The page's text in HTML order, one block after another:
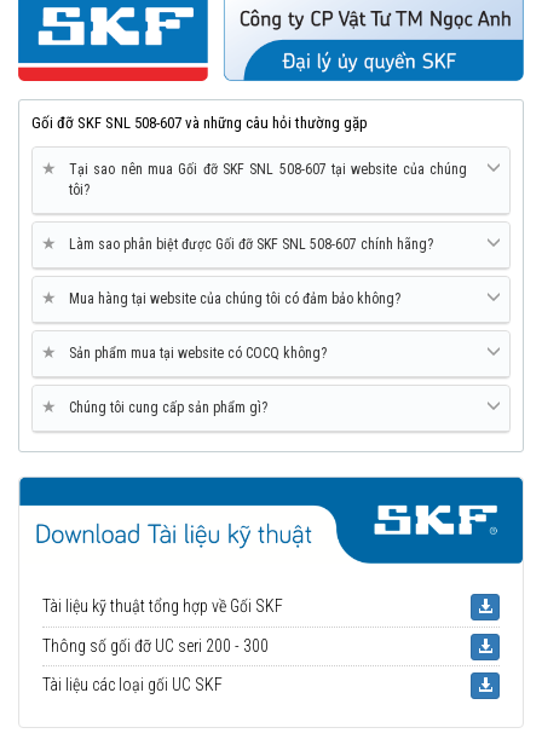
Gối đỡ SKF SNL 508-607 và những câu hỏi thường gặp
★
Tại sao nên mua Gối đỡ SKF SNL 508-607 tại website của chúng
tôi?
★ Làm sao phân biệt được Gối đỡ SKF SNL 508-607 chính hãng?
★ Mua hàng tại website của chúng tôi có đảm bảo không?
★ Sản phẩm mua tại website có COCQ không?
★ Chúng tôi cung cấp sản phẩm gì?
Tài liệu kỹ thuật tổng hợp về Gối SKF
Thông số gối đỡ UC seri 200 - 300
Tài liệu các loại gối UC SKF